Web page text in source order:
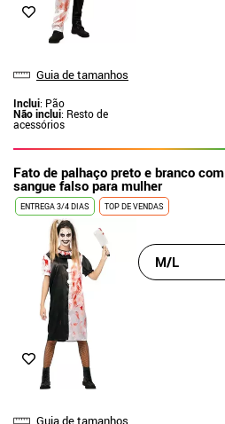
Guia de tamanhos
Inclui: Pão
Não inclui: Resto de
acessórios
Fato de palhaço preto e branco com
sangue falso para mulher
ENTREGA 3/4 DIAS TOP DE VENDAS
Guia de tamanhos
M/L